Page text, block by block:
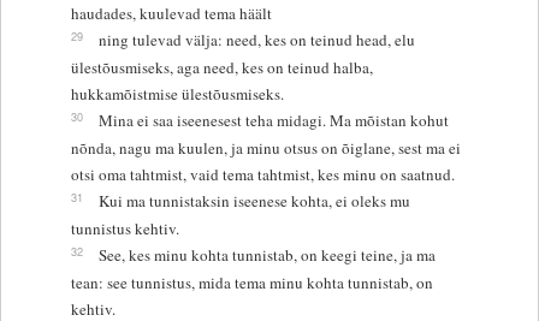
haudades, kuulevad tema häält
29
ning tulevad välja: need, kes on teinud head, elu
ülestõusmiseks, aga need, kes on teinud halba,
hukkamõistmise ülestõusmiseks.
30
Mina ei saa iseenesest teha midagi. Ma mõistan kohut
nõnda, nagu ma kuulen, ja minu otsus on õiglane, sest ma ei
otsi oma tahtmist, vaid tema tahtmist, kes minu on saatnud.
31
Kui ma tunnistaksin iseenese kohta, ei oleks mu
tunnistus kehtiv.
32
See, kes minu kohta tunnistab, on keegi teine, ja ma
tean: see tunnistus, mida tema minu kohta tunnistab, on
kehtiv.